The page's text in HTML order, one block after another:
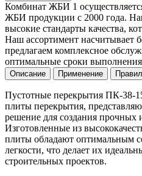
Комбинат ЖБИ 1
ЖБИ продукции с 2000 года.
высокие стандарты качества,
Наш ассортимент насчитывает
предлагаем комплексное
оптимальные сроки выполнения
Описание Применение
Пустотные перекрытия ПК-38-
плиты перекрытия,
решение для создания прочных
Изготовленные из
плиты обладают оптимальным
легкости, что делает их
строительных проектов.